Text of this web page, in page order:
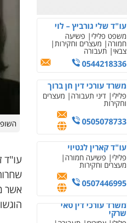
עו"ד שלי גורביץ – לוי
משפט פלילי פשיעה
חמורה מעצרים וחקירות
צבאי תעבורה
0544218336
משרד עורכי דין חן ברוך
פלילי דיני תעבורה מעצרים
וחקירות
0505078733
עו"ד קארין לגטיוי
פלילי פשיעה חמורה
מעצרים וחקירות
0507446995
משרד עורכי דין טאי
שרקי
עו"ד
אשר